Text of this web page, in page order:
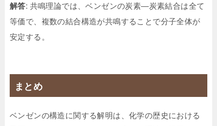
解答: 共鳴理論では、ベンゼンの炭素—炭素結合は全て
等価で、複数の結合構造が共鳴することで分子全体が
安定する。
まとめ
ベンゼンの構造に関する解明は、化学の歴史における